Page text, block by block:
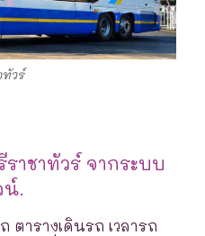
วร์
าชาทัวร์ จากระบบ
น์.
ตารางเดินรถ เวลารถ